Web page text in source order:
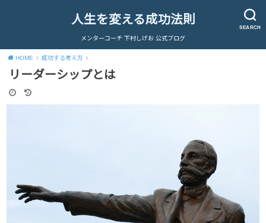
SEARCH
人生を変える成功法則
メンターコーチ 下村しげお 公式ブログ
HOME 成功する考え方
リーダーシップとは